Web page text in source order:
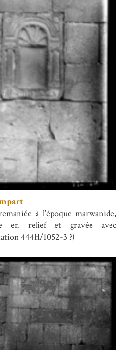
à l’époque marwanide,
en relief et gravée avec
444H/1052-3 ?)